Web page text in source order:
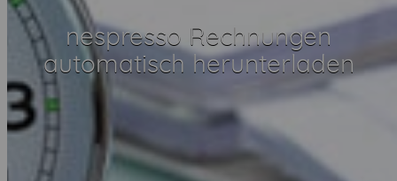
nespresso Rechnungen
automatisch herunterladen